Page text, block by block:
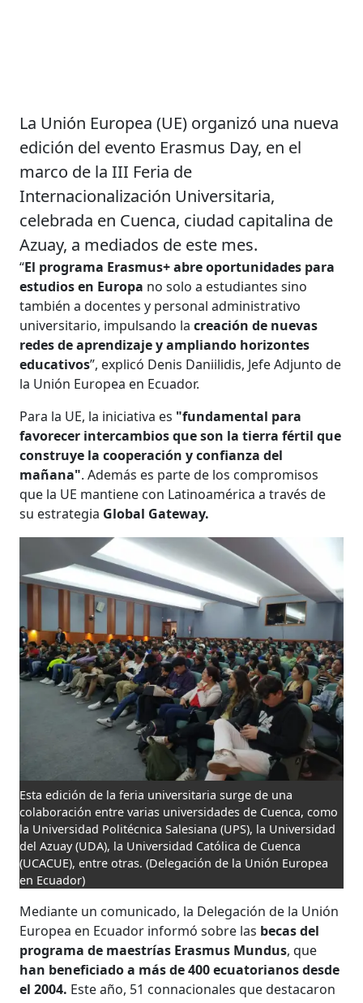
La Unión Europea (UE) organizó una nueva
edición del evento Erasmus Day, en el
marco de la III Feria de
Internacionalización Universitaria,
celebrada en Cuenca, ciudad capitalina de
Azuay, a mediados de este mes.
“El programa Erasmus+ abre oportunidades para
estudios en Europa no solo a estudiantes sino
también a docentes y personal administrativo
universitario, impulsando lacreación de nuevas
redes de aprendizaje y ampliando horizontes
educativos”, explicó Denis Daniilidis, Jefe Adjunto de
la Unión Europea en Ecuador.
Para la UE, la iniciativa es "fundamental para
favorecer intercambios que son la tierra fértil que
construye la cooperación y confianza del
mañana". Además es parte de los compromisos
que la UE mantiene con Latinoamérica a través de
su estrategia Global Gateway.
Esta edición de la feria universitaria surge de una
colaboración entre varias universidades de Cuenca, como
la Universidad Politécnica Salesiana (UPS), la Universidad
del Azuay (UDA), la Universidad Católica de Cuenca
(UCACUE), entre otras. (Delegación de la Unión Europea
en Ecuador)
Mediante un comunicado, la Delegación de la Unión
Europea en Ecuador informó sobre las becas del
programa de maestrías Erasmus Mundus, que
han beneficiado a más de 400 ecuatorianos desde
el 2004. Este año, 51 connacionales que destacaron